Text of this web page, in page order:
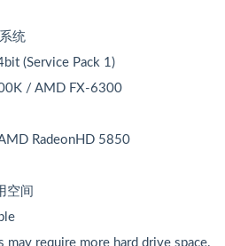
统
(Service Pack 1)
/ AMD FX-6300
RadeonHD 5850
空间
may require more hard drive space.